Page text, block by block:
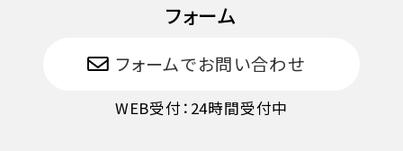
旅行開始日の前日
フォーム
フォームでお問い合わせ
WEB受付：24時間受付中